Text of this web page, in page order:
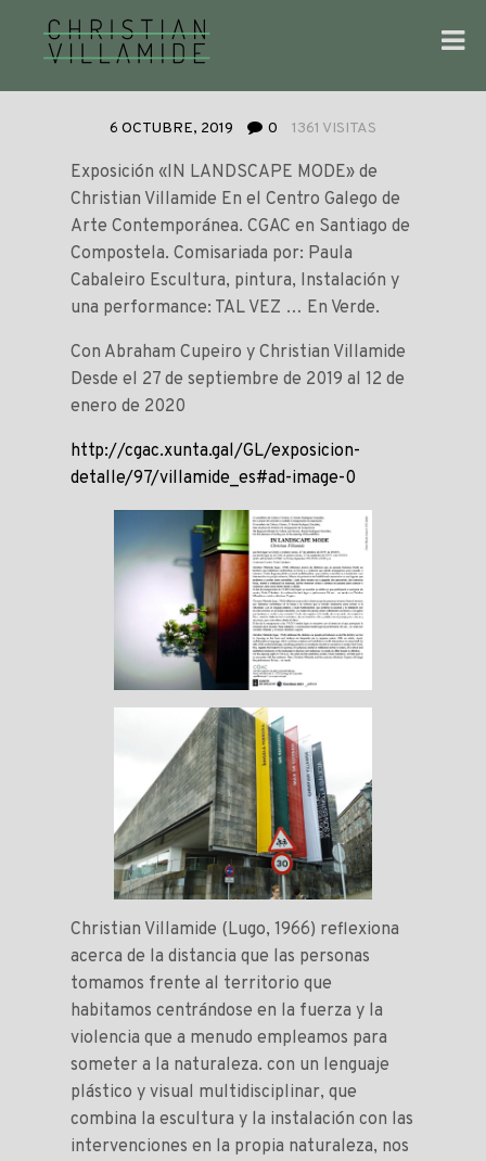
6 OCTUBRE, 2019 0 1361 VISITAS
Exposición «IN LANDSCAPE MODE» de
Christian Villamide En el Centro Galego de
Arte Contemporánea. CGAC en Santiago de
Compostela. Comisariada por: Paula
Cabaleiro Escultura, pintura, Instalación y
una performance: TAL VEZ … En Verde.
Con Abraham Cupeiro y Christian Villamide
Desde el 27 de septiembre de 2019 al 12 de
enero de 2020
http://cgac.xunta.gal/GL/exposicion-
detalle/97/villamide_es#ad-image-0
Christian Villamide (Lugo, 1966) reflexiona
acerca de la distancia que las personas
tomamos frente al territorio que
habitamos centrándose en la fuerza y la
violencia que a menudo empleamos para
someter a la naturaleza. con un lenguaje
plástico y visual multidisciplinar, que
combina la escultura y la instalación con las
intervenciones en la propia naturaleza, nos